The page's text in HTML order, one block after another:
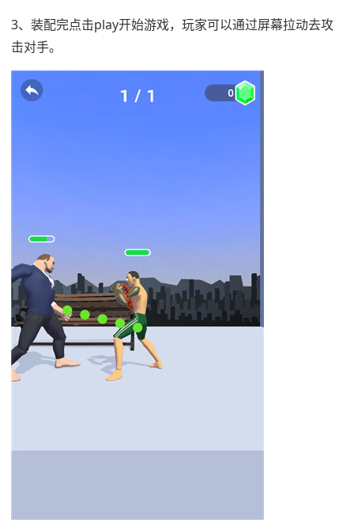
3、装配完点击play开始游戏，玩家可以通过屏幕拉动去攻
击对手。